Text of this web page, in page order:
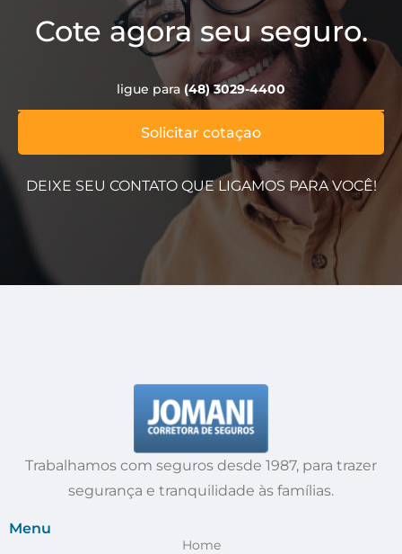
Cote agora seu seguro.
Solicitar cotaçao
ligue para (48) 3029-4400
DEIXE SEU CONTATO QUE LIGAMOS PARA VOCÊ!
Trabalhamos com seguros desde 1987, para trazer
segurança e tranquilidade às famílias.
Menu
Home